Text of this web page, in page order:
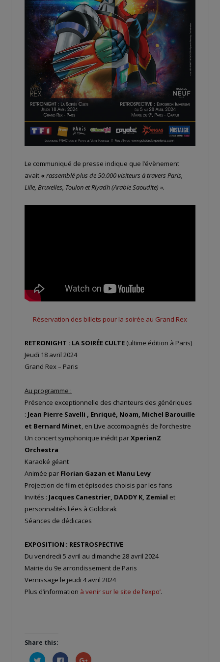
Le communiqué de presse indique que l’évènement
avait «rassemblé plus de 50.000 visiteurs à travers Paris,
Lille, Bruxelles, Toulon et Riyadh (Arabie Saoudite) ».
Réservation des billets pour la soirée au Grand Rex
RETRONIGHT : LA SOIRÉE CULTE (ultime édition à Paris)
Jeudi 18 avril 2024
Grand Rex – Paris
Au programme :
Présence exceptionnelle des chanteurs des génériques
: Jean Pierre Savelli , Enriqué, Noam, Michel Barouille
et Bernard Minet en Live accompagnés de l’orchestre
Un concert symphonique inédit parXperienZ
Orchestra
Karaoké géant
Animée par Florian Gazan et Manu Levy
Projection de film et épisodes choisis par les fans
Invités : Jacques Canestrier, DADDY K, Zemial et
personnalités liées à Goldorak
Séances de dédicaces
EXPOSITION : RESTROSPECTIVE
Du vendredi 5 avril au dimanche 28 avril 2024
Mairie du 9e arrondissement de Paris
Vernissage le jeudi 4 avril 2024
Plus d’information à venir sur le site de l’expo’.
Share this:
Cliquez Cliquez Cliquez